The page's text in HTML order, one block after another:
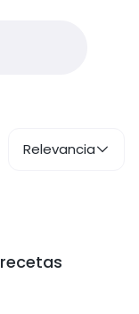
Relevancia